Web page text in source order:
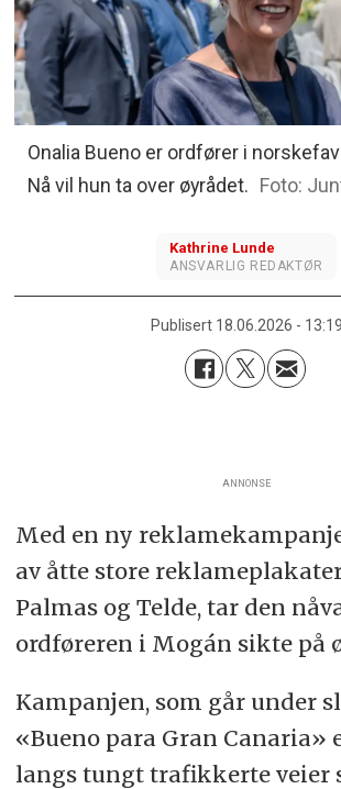
Onalia Bueno er ordfører i
Nå vil hun ta over øyrådet.
Kathrine Lunde
ANSVARLIG REDAKTØR
Publisert 18.06.2026 - 13:19
ANNONSE
Med en ny
av åtte store
Palmas og Telde, tar den
ordføreren i Mogán sikte på
Kampanjen, som går under
«Bueno para Gran Canaria»
langs tungt trafikkerte veier